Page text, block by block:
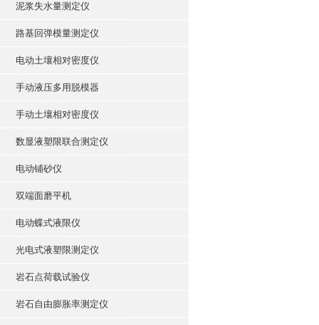
泥浆失水量测定仪
路基回弹模量测定仪
电动土壤相对密度仪
手动液压多用脱模器
手动土壤相对密度仪
数显液塑限联合测定仪
电动铺砂仪
双端面磨平机
电动蝶式液限仪
光电式液塑限测定仪
岩石点荷载试验仪
岩石自由膨胀率测定仪